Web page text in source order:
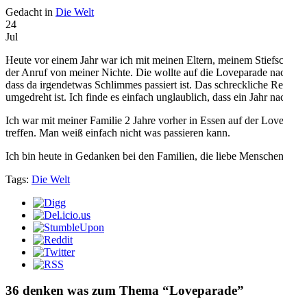
Gedacht in Die Welt
24
Jul
Heute vor einem Jahr war ich mit meinen Eltern, meinem
der Anruf von meiner Nichte. Die wollte auf die Loveparade
dass da irgendetwas Schlimmes passiert ist. Das schreckliche
umgedreht ist. Ich finde es einfach unglaublich, dass ein Jahr
Ich war mit meiner Familie 2 Jahre vorher in Essen auf der
treffen. Man weiß einfach nicht was passieren kann.
Ich bin heute in Gedanken bei den Familien, die liebe
Tags: Die Welt
36 denken was zum Thema “Loveparade”